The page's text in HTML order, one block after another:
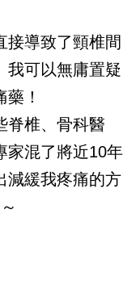
接導致了頸椎間
我可以無庸置疑
！
脊椎、骨科醫
家混了將近10年
減緩我疼痛的方